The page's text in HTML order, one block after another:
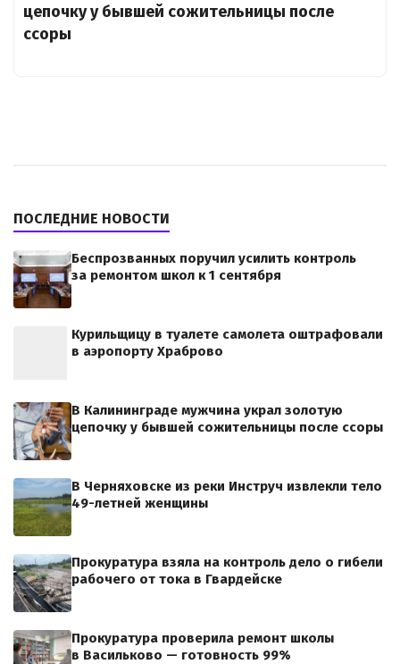
цепочку у бывшей сожительницы после
ссоры
ПОСЛЕДНИЕ НОВОСТИ
Беспрозванных поручил усилить контроль
за ремонтом школ к 1 сентября
Курильщицу в туалете самолета оштрафовали
в аэропорту Храброво
В Калининграде мужчина украл золотую
цепочку у бывшей сожительницы после ссоры
В Черняховске из реки Инструч извлекли тело
49-летней женщины
Прокуратура взяла на контроль дело о гибели
рабочего от тока в Гвардейске
Прокуратура проверила ремонт школы
в Васильково — готовность 99%